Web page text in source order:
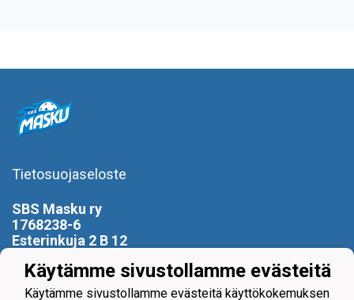
Tietosuojaseloste
SBS Masku ry
1768238-6
Esterinkuja 2 B 12
0400 799 896
Käytämme sivustollamme evästeitä
Käytämme sivustollamme evästeitä käyttökokemuksen